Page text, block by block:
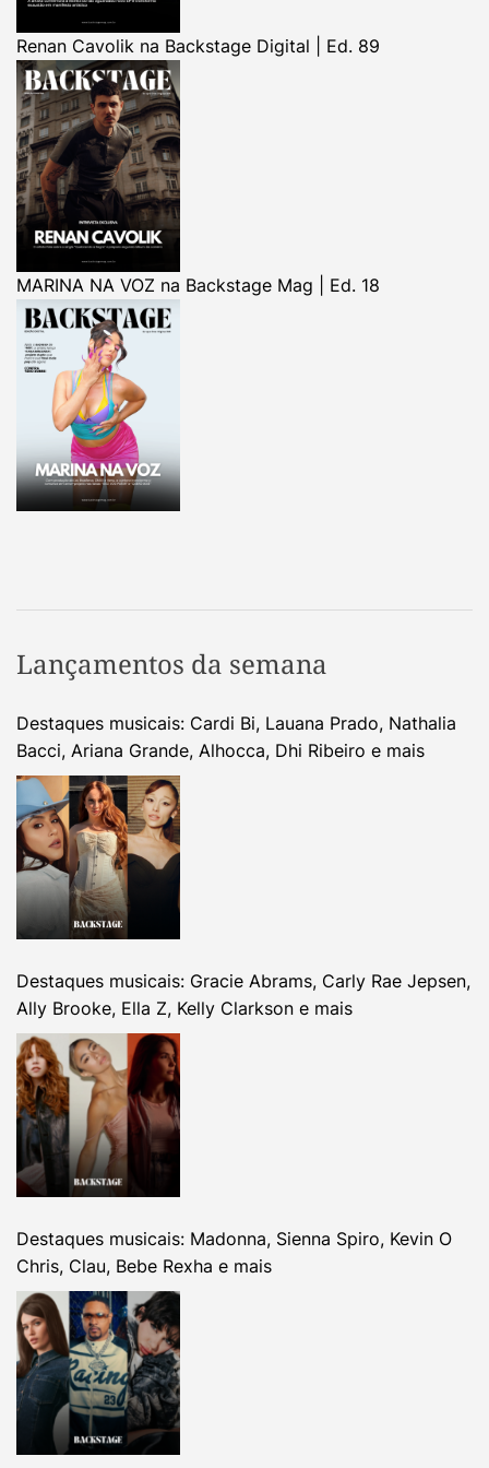
Renan Cavolik na Backstage Digital | Ed. 89
MARINA NA VOZ na Backstage Mag | Ed. 18
Lançamentos da semana
Destaques musicais: Cardi Bi, Lauana Prado, Nathalia
Bacci, Ariana Grande, Alhocca, Dhi Ribeiro e mais
Destaques musicais: Gracie Abrams, Carly Rae Jepsen,
Ally Brooke, Ella Z, Kelly Clarkson e mais
Destaques musicais: Madonna, Sienna Spiro, Kevin O
Chris, Clau, Bebe Rexha e mais